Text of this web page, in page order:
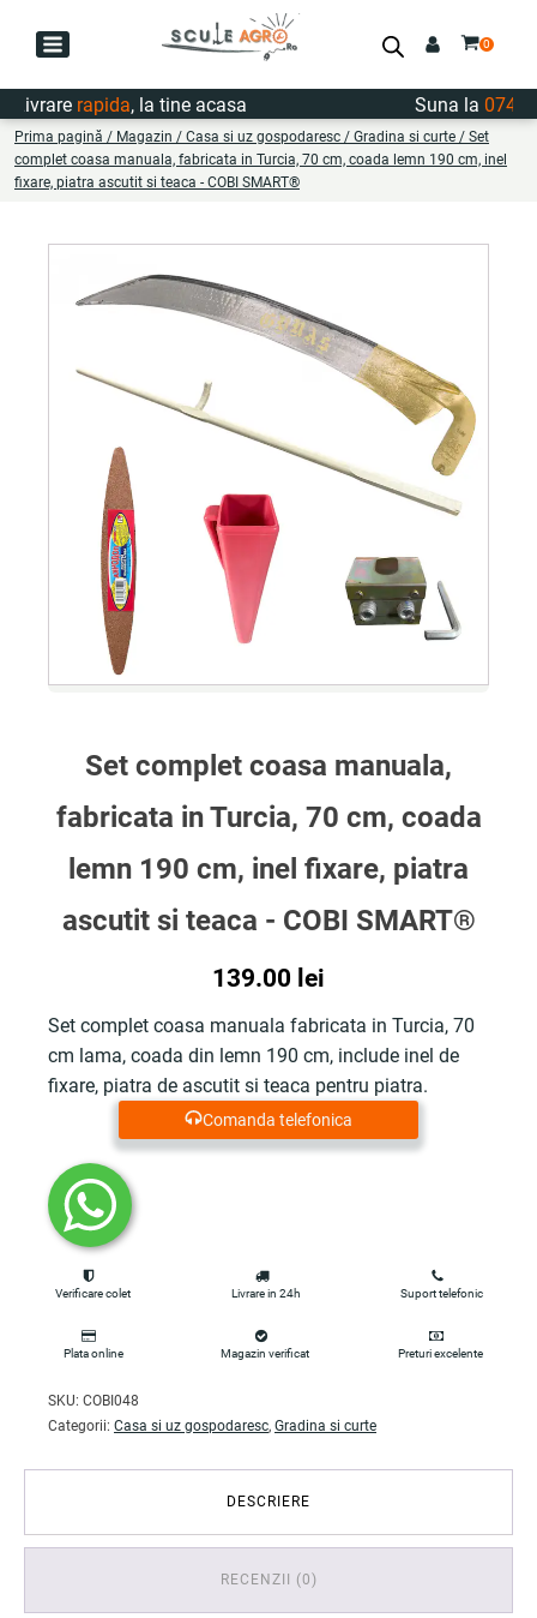
rapida, la tine acasa Suna la
Prima pagină / Magazin / Casa si uz gospodaresc / Gradina si curte / Set
complet coasa manuala, fabricata in Turcia, 70 cm, coada lemn 190 cm, inel
fixare, piatra ascutit si teaca - COBI SMART®
Set complet coasa manuala,
fabricata in Turcia, 70 cm, coada
lemn 190 cm, inel fixare, piatra
ascutit si teaca - COBI SMART®
139.00 lei
Set complet coasa manuala fabricata in Turcia, 70
cm lama, coada din lemn 190 cm, include inel de
fixare, piatra de ascutit si teaca pentru piatra.
Comanda telefonica
Verificare colet Livrare in 24h Suport telefonic
Plata online Magazin verificat Preturi excelente
SKU: COBI048
Categorii: Casa si uz gospodaresc, Gradina si curte
DESCRIERE
RECENZII (0)